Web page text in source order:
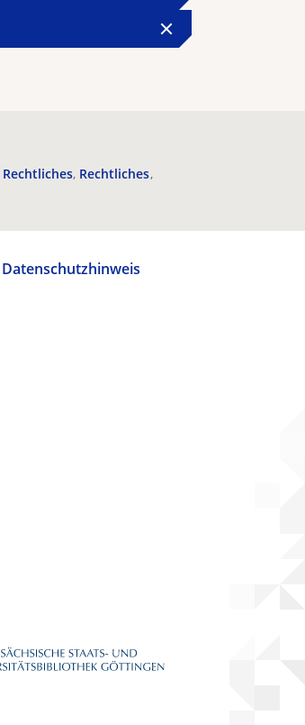
Rechtliches Rechtliches
Datenschutzhinweis